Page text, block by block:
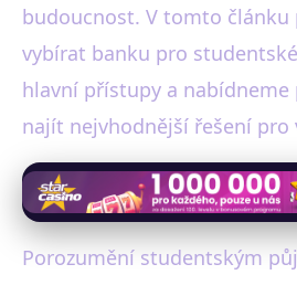
budoucnost. V tomto článku
vybírat banku pro
hlavní přístupy a nabídneme
najít nejvhodnější řešení pro
Porozumění studentským